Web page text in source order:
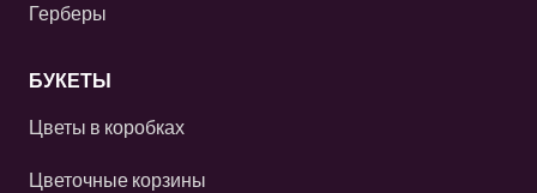
Герберы
БУКЕТЫ
Цветы в коробках
Цветочные корзины